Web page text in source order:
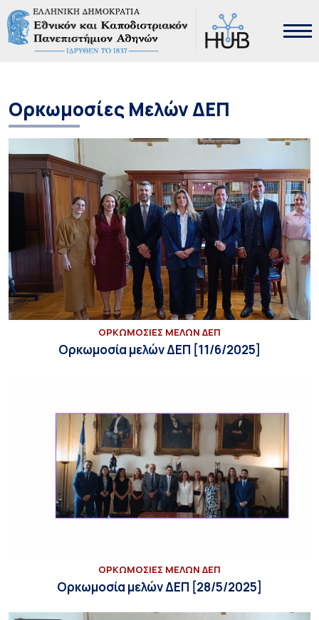
Ορκωμοσίες Μελών ΔΕΠ
ΟΡΚΩΜΟΣΙΕΣ ΜΕΛΩΝ ΔΕΠ
Ορκωμοσία μελών ΔΕΠ [11/6/2025]
ΟΡΚΩΜΟΣΙΕΣ ΜΕΛΩΝ ΔΕΠ
Ορκωμοσία μελών ΔΕΠ [28/5/2025]